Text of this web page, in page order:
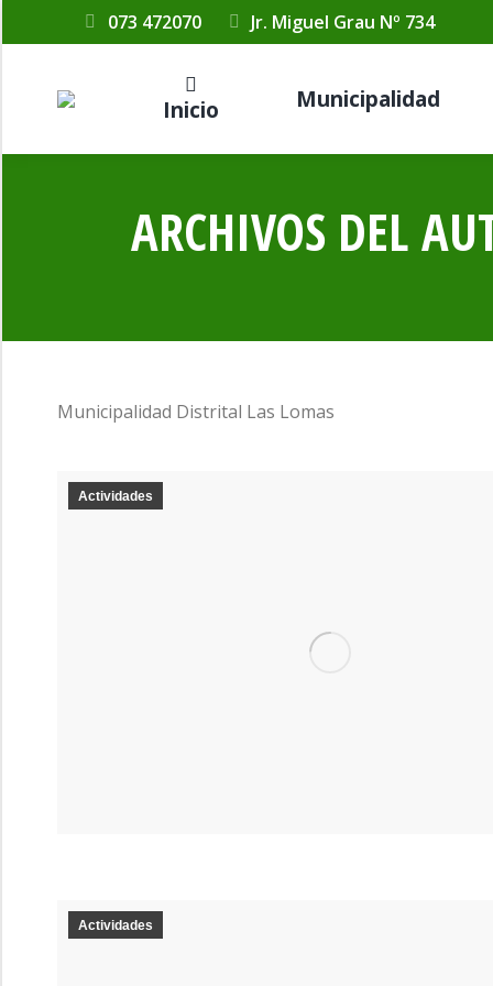
073 472070 Jr. Miguel Grau Nº 734
Inicio Municipalidad
ARCHIVOS DEL
Municipalidad Distrital Las Lomas
Actividades
Actividades